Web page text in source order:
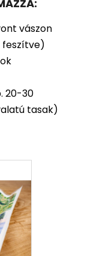
vászon
feszítve)
20-30
tasak)